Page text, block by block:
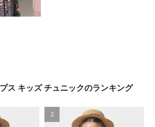
ス キッズ チュニックのランキング
2